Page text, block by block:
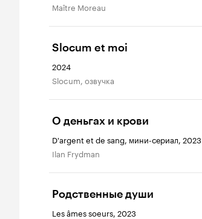
Maître Moreau
Slocum et moi
2024
Slocum, озвучка
О деньгах и крови
D'argent et de sang, мини-сериал, 2023
Ilan Frydman
Родственные души
Les âmes soeurs, 2023